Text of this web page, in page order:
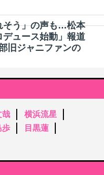
そう」の声も…松本
ュース始動」報道
旧ジャニファンの
哉
横浜流星
歩
目黒蓮